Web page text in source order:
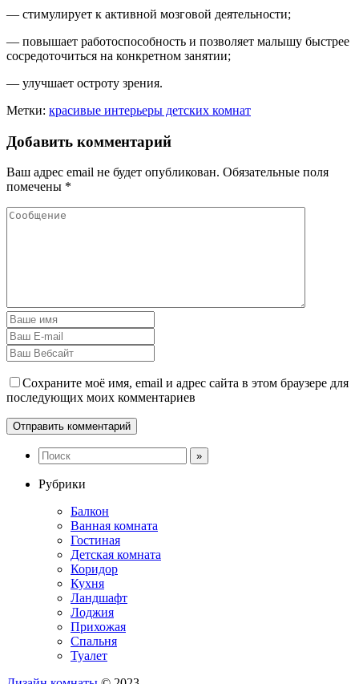
— стимулирует к активной мозговой деятельности;
— повышает работоспособность и позволяет малышу быстрее
сосредоточиться на конкретном занятии;
— улучшает остроту зрения.
Метки: красивые интерьеры детских комнат
Добавить комментарий
Ваш адрес email не будет опубликован. Обязательные поля
помечены *
Сохраните моё имя, email и адрес сайта в этом браузере для
последующих моих комментариев
Рубрики
Балкон
Ванная комната
Гостиная
Детская комната
Коридор
Кухня
Ландшафт
Лоджия
Прихожая
Спальня
Туалет